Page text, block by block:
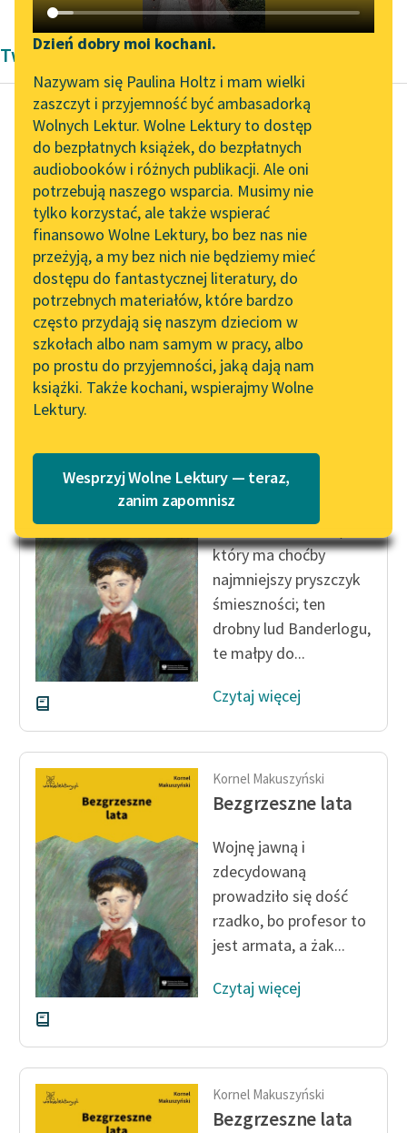
Katalog DAISY
Podkasty o książkach
Zgłoś brak utworu
Aktualności
„Prokurator Alicja Horn”
do słuchania
Byliśmy częścią AI Impact
Lab
Zapraszamy na spotkanie
online z tłumaczkami
literatury skandynawskiej
Spotkanie z Katarzyną
Tunkiel w Oslo
102. lata temu zmarł
Joseph Conrad
Lektury szkolne i klasyka
literatury do słuchania dla
uczennic i uczniów z
niepełnosprawnościami
E-kolekcja lektur
szkolnych i literatury do
słuchania dla uczennic i
uczniów z
niepełnosprawnościami
Feministyczne inspiracje.
skandynawskiej literatury
feministycznej
Ręce pełne poezji
Kolekcje edukacyjne
twórców przechodzących
do domeny publicznej,
lektur szkolnych oraz
Starego Testamentu
Odkurzamy bohaterów
Szkoła Poezji Wolnych
Lektur
Narzędzia
Mapa Wolnych Lektur
Leśmianator
Przewodnik dla piszących i
czytających
API
OAI-PMH
Widget Wolnych Lektur
Przypisy
Katalog w formacie PDF
O nas
Dzień dobry moi kochani.
Nazywam się Paulina Holtz i mam wielki
zaszczyt i przyjemność być ambasadorką
Wolnych Lektur. Wolne Lektury to dostęp
do bezpłatnych książek, do bezpłatnych
audiobooków i różnych publikacji. Ale oni
potrzebują naszego wsparcia. Musimy nie
tylko korzystać, ale także wspierać
finansowo Wolne Lektury, bo bez nas nie
przeżyją, a my bez nich nie będziemy mieć
dostępu do fantastycznej literatury, do
potrzebnych materiałów, które bardzo
często przydają się naszym dzieciom w
szkołach albo nam samym w pracy, albo
po prostu do przyjemności, jaką dają nam
książki. Także kochani, wspierajmy Wolne
Lektury.
Wesprzyj Wolne Lektury — teraz,
zanim zapomnisz
Twórczość Kornela Makuszyńskiego
Kornel Makuszyński
Bezgrzeszne lata
Profesora, starego
wygi, który zna
wszystkie, najbardziej
genialne sztuczki, na te
też nikt nie nabierze...
Czytaj więcej
Kornel Makuszyński
Bezgrzeszne lata
Biada człowiekowi,
który ma choćby
najmniejszy pryszczyk
śmieszności; ten
drobny lud Banderlogu,
te małpy do...
Czytaj więcej
Kornel Makuszyński
Bezgrzeszne lata
Wojnę jawną i
zdecydowaną
prowadziło się dość
rzadko, bo profesor to
jest armata, a żak...
Czytaj więcej
Kornel Makuszyński
Bezgrzeszne lata